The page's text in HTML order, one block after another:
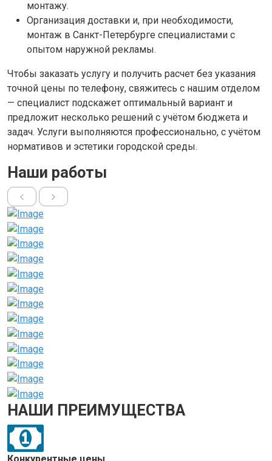
монтажу.
Организация доставки и, при необходимости,
монтаж в Санкт-Петербурге специалистами с
опытом наружной рекламы.
Чтобы заказать услугу и получить расчет без указания
точной цены по телефону, свяжитесь с нашим отделом
— специалист подскажет оптимальный вариант и
предложит несколько решений с учётом бюджета и
задач. Услуги выполняются профессионально, с учётом
нормативов и эстетики городской среды.
Наши работы
НАШИ ПРЕИМУЩЕСТВА